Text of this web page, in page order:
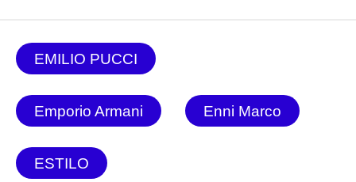
EMILIO PUCCI
Emporio Armani Enni Marco
ESTILO